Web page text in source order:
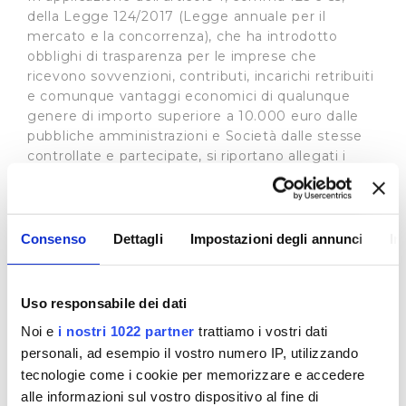
Consenso Dettagli Impostazioni degli annunci
Uso responsabile dei dati
Noi e i nostri 1022 partner trattiamo i vostri dati
personali, ad esempio il vostro numero IP, utilizzando
tecnologie come i cookie per memorizzare e accedere
alle informazioni sul vostro dispositivo al fine di
della Legge 124/2017 (Legge annuale per il
mercato e la concorrenza), che ha introdotto
obblighi di trasparenza per le imprese che
ricevono sovvenzioni, contributi, incarichi retribuiti
e comunque vantaggi economici di qualunque
genere di importo superiore a 10.000 euro dalle
pubbliche amministrazioni e Società dalle stesse
controllate e partecipate, si riportano allegati i
contributi su investimenti Deliberati dalle Autorità
Regione Toscana
Direzione Ambiente ed Energia
6/12/2018: Estremi atto di assegnazione
Oggetto dell'atto: Impegno Publiacqua - Invaso di
Bilancino
attività finanziata: Trasferimento della proprietà
dell’invaso di Bilancino - risorse a favore del